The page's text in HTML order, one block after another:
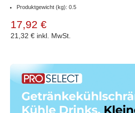
Produktgewicht (kg): 0.5
17,92 €
21,32 € inkl. MwSt.